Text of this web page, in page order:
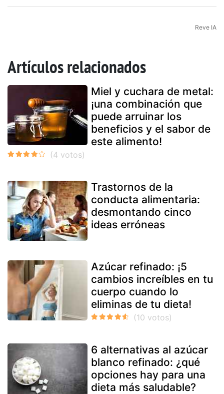
Reve IA
Artículos relacionados
Miel y cuchara de metal:
¡una combinación que
puede arruinar los
beneficios y el sabor de
este alimento!
Trastornos de la
conducta alimentaria:
desmontando cinco
ideas erróneas
Azúcar refinado: ¡5
cambios increíbles en tu
cuerpo cuando lo
eliminas de tu dieta!
6 alternativas al azúcar
blanco refinado: ¿qué
opciones hay para una
dieta más saludable?